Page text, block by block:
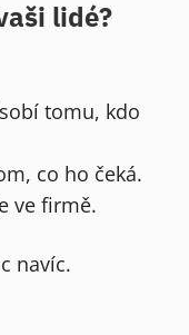
lidé?
tomu, kdo
co ho čeká.
ve firmě.
navíc.